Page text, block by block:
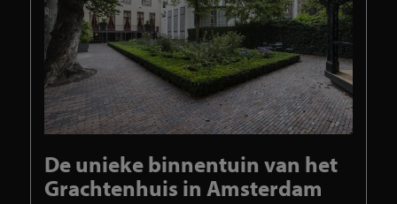
De unieke binnentuin van het
Grachtenhuis in Amsterdam